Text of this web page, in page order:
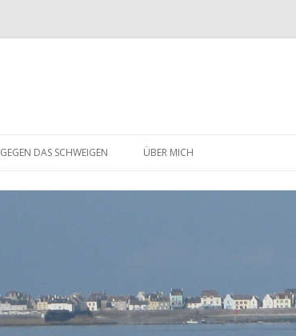
zum
DAS SCHWEIGEN ÜBER MICH